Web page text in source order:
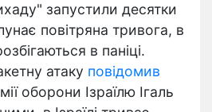
запустили десятки
повітряна тривога, в
в паніці.
атаку повідомив
оборони Ізраїлю Ігаль